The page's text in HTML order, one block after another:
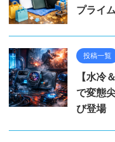
プライ
投稿一覧
【水冷
で変態
び登場